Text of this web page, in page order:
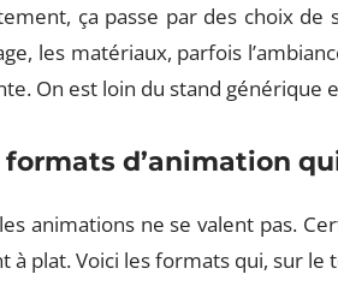
ça passe par des choix
les matériaux, parfois
On est loin du stand générique
formats d’animation
animations ne se valent pas.
à plat. Voici les formats qui, sur